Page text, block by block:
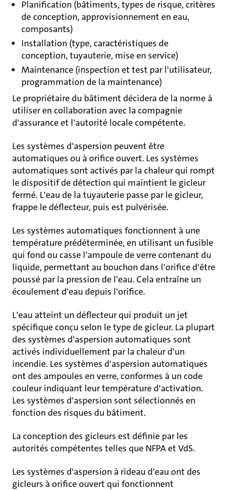
Planification (bâtiments, types de risque, critères
de conception, approvisionnement en eau,
composants)
Installation (type, caractéristiques de
conception, tuyauterie, mise en service)
Maintenance (inspection et test par l'utilisateur,
programmation de la maintenance)
Le propriétaire du bâtiment décidera de la norme à
utiliser en collaboration avec la compagnie
d'assurance et l'autorité locale compétente.
Les systèmes d'aspersion peuvent être
automatiques ou à orifice ouvert. Les systèmes
automatiques sont activés par la chaleur qui rompt
le dispositif de détection qui maintient le gicleur
fermé. L'eau de la tuyauterie passe par le gicleur,
frappe le déflecteur, puis est pulvérisée.
Les systèmes automatiques fonctionnent à une
température prédéterminée, en utilisant un fusible
qui fond ou casse l'ampoule de verre contenant du
liquide, permettant au bouchon dans l'orifice d'être
poussé par la pression de l'eau. Cela entraîne un
écoulement d'eau depuis l'orifice.
L'eau atteint un déflecteur qui produit un jet
spécifique conçu selon le type de gicleur. La plupart
des systèmes d'aspersion automatiques sont
activés individuellement par la chaleur d'un
incendie. Les systèmes d'aspersion automatiques
ont des ampoules en verre, conformes à un code
couleur indiquant leur température d'activation.
Les systèmes d'aspersion sont sélectionnés en
fonction des risques du bâtiment.
La conception des gicleurs est définie par les
autorités compétentes telles que NFPA et VdS.
Les systèmes d'aspersion à rideau d'eau ont des
gicleurs à orifice ouvert qui fonctionnent